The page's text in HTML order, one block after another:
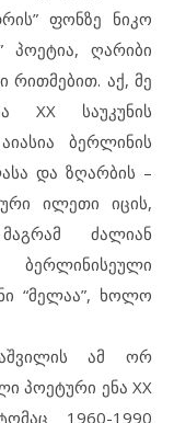
ფონზე ნიკო
პოეტია, ღარიბი
აქ, მე
XX საუკუნის
ბერლინის
და ზღარბის –
ილეთი იცის,
ძალიან
“მელაა”, ხოლო
ამ ორ
პოეტური ენა XX
1960-1990